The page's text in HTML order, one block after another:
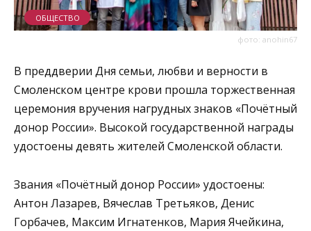
фото: anohin67
ОБЩЕСТВО
В преддверии Дня семьи, любви и верности в
Смоленском центре крови прошла торжественная
церемония вручения нагрудных знаков «Почётный
донор России». Высокой государственной награды
удостоены девять жителей Смоленской области.
Звания «Почётный донор России» удостоены:
Антон Лазарев, Вячеслав Третьяков, Денис
Горбачев, Максим Игнатенков, Мария Ячейкина,